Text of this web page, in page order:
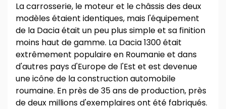
La carrosserie, le moteur et le châssis des deux
modèles étaient identiques, mais l'équipement
de la Dacia était un peu plus simple et sa finition
moins haut de gamme. La Dacia 1300 était
extrêmement populaire en Roumanie et dans
d'autres pays d'Europe de l'Est et est devenue
une icône de la construction automobile
roumaine. En près de 35 ans de production, près
de deux millions d'exemplaires ont été fabriqués.